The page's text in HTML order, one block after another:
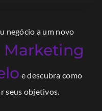
negócio a um novo
e descubra como
seus objetivos.